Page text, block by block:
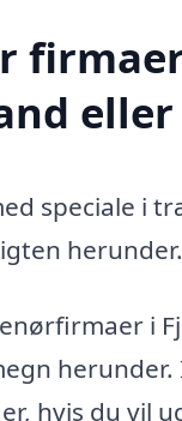
speciale i
herunder.
i
hvis du vil